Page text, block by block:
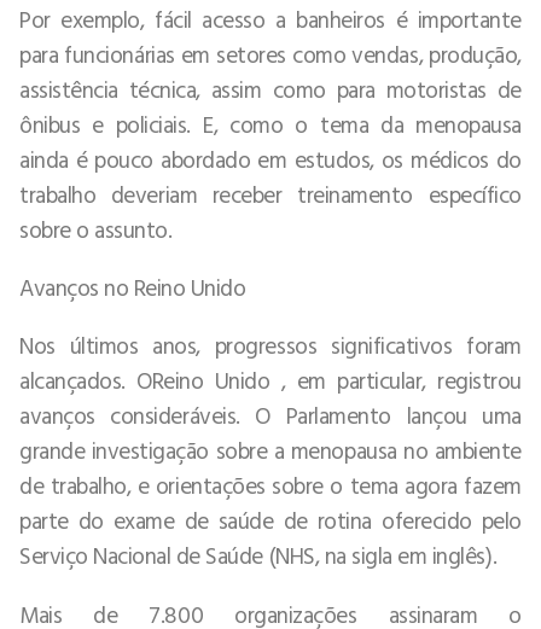
Por exemplo, fácil acesso a banheiros é importante
para funcionárias em setores como vendas, produção,
assistência técnica, assim como para motoristas de
ônibus e policiais. E, como o tema da menopausa
ainda é pouco abordado em estudos, os médicos do
trabalho deveriam receber treinamento específico
sobre o assunto.
Avanços no Reino Unido
Nos últimos anos, progressos significativos foram
alcançados. OReino Unido , em particular, registrou
avanços consideráveis. O Parlamento lançou uma
grande investigação sobre a menopausa no ambiente
de trabalho, e orientações sobre o tema agora fazem
parte do exame de saúde de rotina oferecido pelo
Serviço Nacional de Saúde (NHS, na sigla em inglês).
Mais de 7.800 organizações assinaram o